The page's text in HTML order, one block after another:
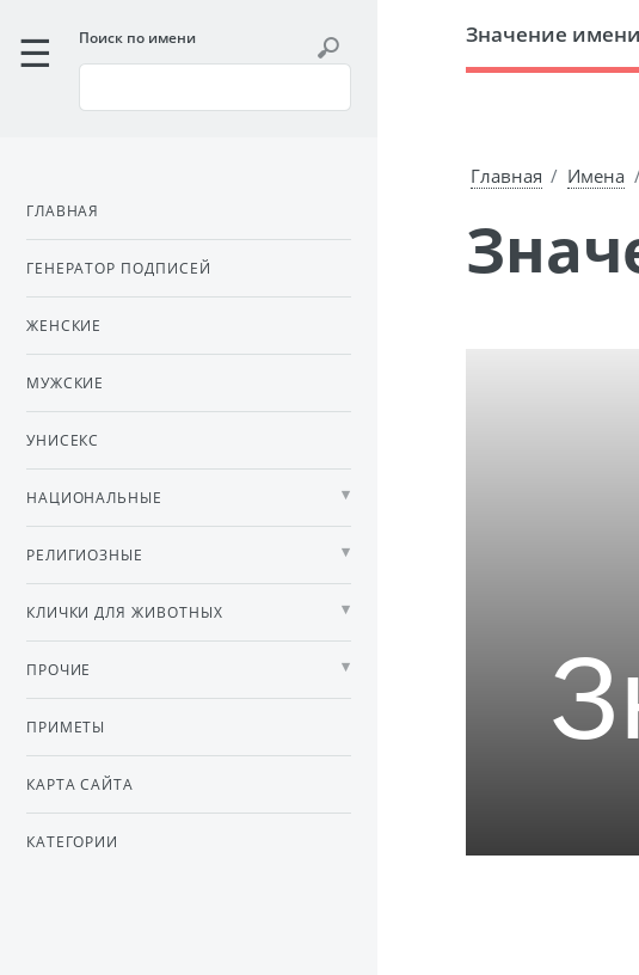
Значение имени
Главная Имена
Поиск по имени
ГЛАВНАЯ
ГЕНЕРАТОР ПОДПИСЕЙ
ЖЕНСКИЕ
МУЖСКИЕ
УНИСЕКС
НАЦИОНАЛЬНЫЕ
РЕЛИГИОЗНЫЕ
КЛИЧКИ ДЛЯ ЖИВОТНЫХ
ПРОЧИЕ
ПРИМЕТЫ
КАРТА САЙТА
КАТЕГОРИИ